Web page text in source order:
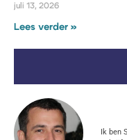
juli 13, 2026
Lees verder »
Ik ben